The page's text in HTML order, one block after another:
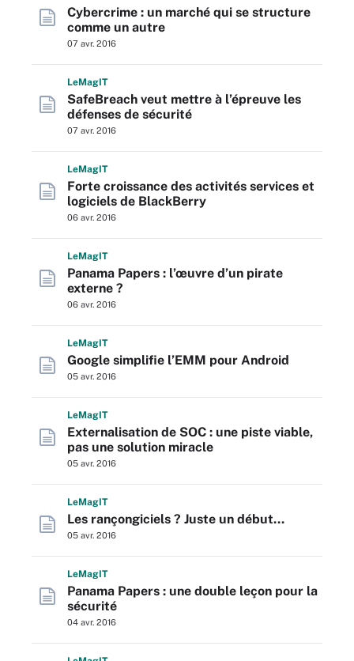
Cybercrime : un marché qui se structure
comme un autre
07 avr. 2016
LeMagIT
SafeBreach veut mettre à l’épreuve les
défenses de sécurité
07 avr. 2016
LeMagIT
Forte croissance des activités services et
logiciels de BlackBerry
06 avr. 2016
LeMagIT
Panama Papers : l’œuvre d’un pirate
externe ?
06 avr. 2016
LeMagIT
Google simplifie l’EMM pour Android
05 avr. 2016
LeMagIT
Externalisation de SOC : une piste viable,
pas une solution miracle
05 avr. 2016
LeMagIT
Les rançongiciels ? Juste un début…
05 avr. 2016
LeMagIT
Panama Papers : une double leçon pour la
sécurité
04 avr. 2016